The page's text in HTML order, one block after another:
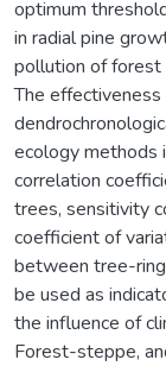
optimum
in radial pine
pollution of forest
The
ecology methods
correlation
trees, sensitivity
coefficient of
between tree-
be used as
the influence of
Forest-steppe,